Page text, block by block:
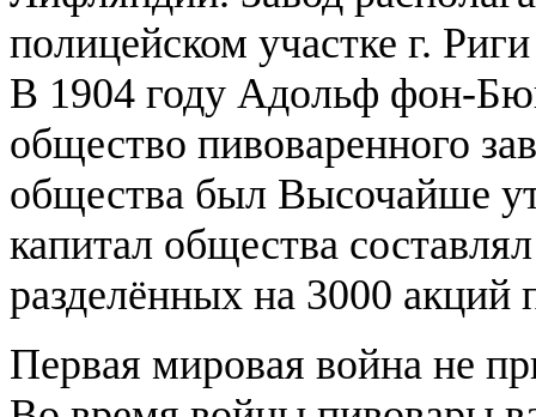
полицейском участке г.
В 1904 году Адольф фон-
общество пивоваренного
общества был Высочайше
капитал общества
разделённых на 3000 акций
Первая мировая война не